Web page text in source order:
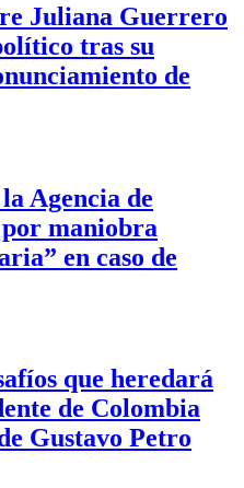
Juliana Guerrero
tras su
de
Agencia de
maniobra
en caso de
que heredará
de Colombia
Gustavo Petro